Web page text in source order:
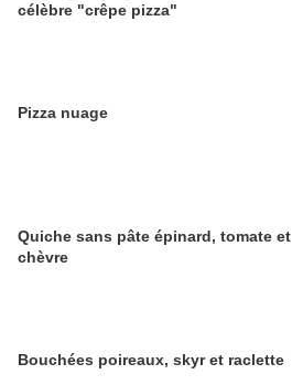
célèbre "crêpe pizza"
Pizza nuage
Quiche sans pâte épinard, tomate et
chèvre
Bouchées poireaux, skyr et raclette